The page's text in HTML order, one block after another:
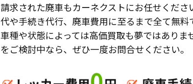
請求された廃車もカーネクストにお任せくださ
代や手続き代行、廃車費用に至るまで全て無料
車種や状態によっては高価買取も夢ではありま
をご検討中なら、ぜひ一度お問合せください。